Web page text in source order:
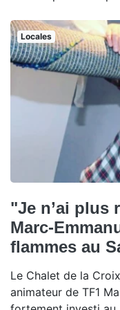
Locales
"Je n’ai plus
Marc-
flammes au
Le Chalet de la
animateur de TF1